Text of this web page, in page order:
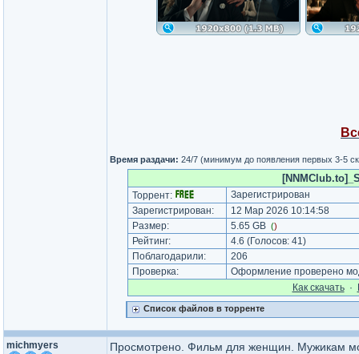
Время раздачи: 24/7 (минимум до появления первых 3-5
Торрент:
Зарегистрирован
Зарегистрирован:
12 Мар 2026 10:14:58
Размер:
5.65 GB ()
Рейтинг: 4.6 (Голосов: 41)
Поблагодарили:
206
Проверка:
Оформление проверено
Как cкачать·
Список файлов в торренте
michmyers Просмотрено. Фильм для женщин. Мужикам